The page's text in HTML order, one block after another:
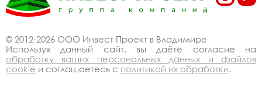
© 2012-2026 ООО Инвест Проект в Владимире
Используя данный сайт, вы даёте согласие на
обработку ваших персональных данных и файлов
cookie и соглашаетесь с политикой их обработки.